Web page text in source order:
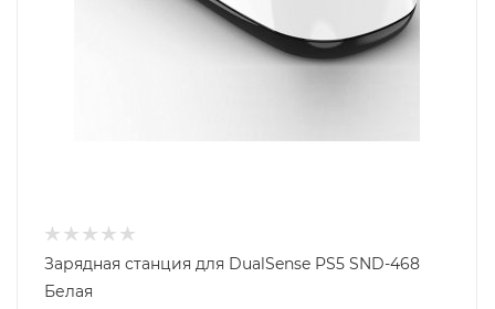
Зарядная станция для DualSense PS5 SND-468
Белая